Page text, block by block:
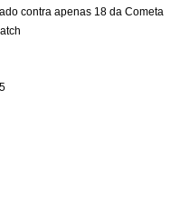
contra apenas 18 da Cometa